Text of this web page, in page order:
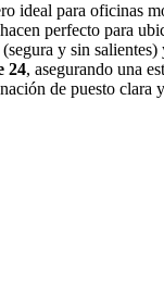
ideal para oficinas
perfecto para
(segura y sin
24, asegurando una
de puesto clara